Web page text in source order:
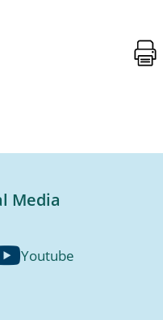
Media
Youtube